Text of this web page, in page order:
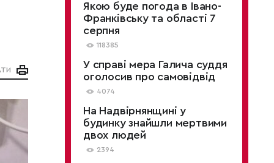
Якою буде погода в Івано-
Франківську та області 7
серпня
118385
У справі мера Галича суддя
оголосив про самовідвід
4074
На Надвірнянщині у
будинку знайшли мертвими
двох людей
2394